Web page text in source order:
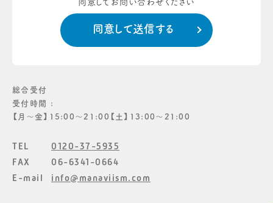
総合受付
受付時間 :
【月〜金】15:00〜21:00【土】13:00〜21:00
TEL
0120-37-5935
FAX
06-6341-0664
E-mail
info@manaviism.com